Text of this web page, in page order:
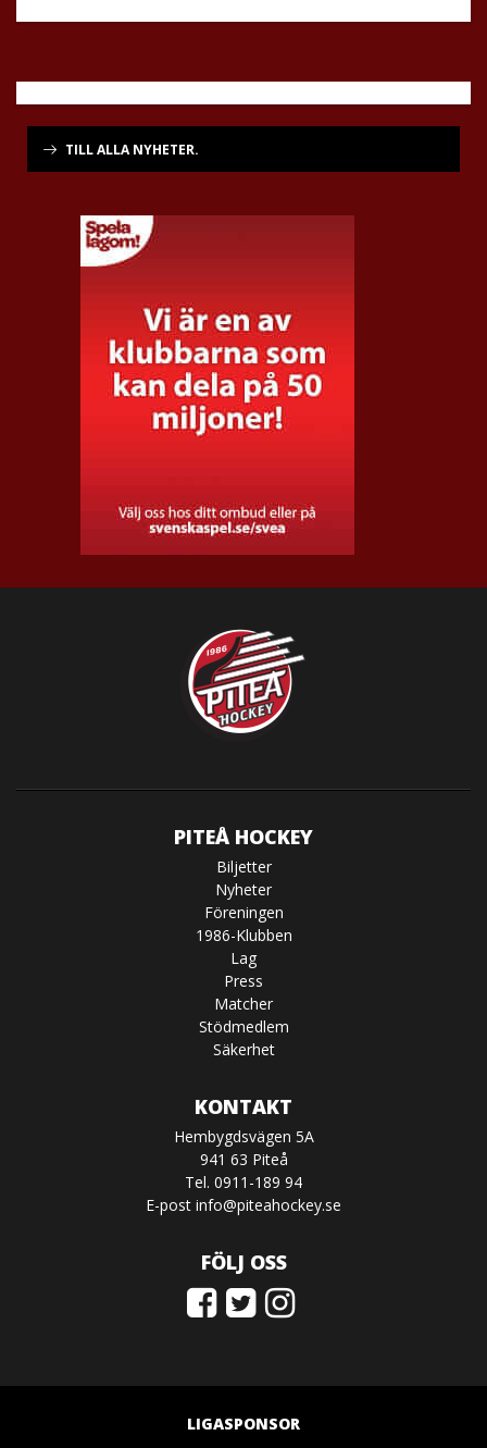
TILL ALLA NYHETER.
PITEÅ HOCKEY
Biljetter
Nyheter
Föreningen
1986-Klubben
Lag
Press
Matcher
Stödmedlem
Säkerhet
KONTAKT
Hembygdsvägen 5A
941 63 Piteå
Tel. 0911-189 94
E-post info@piteahockey.se
FÖLJ OSS
LIGASPONSOR